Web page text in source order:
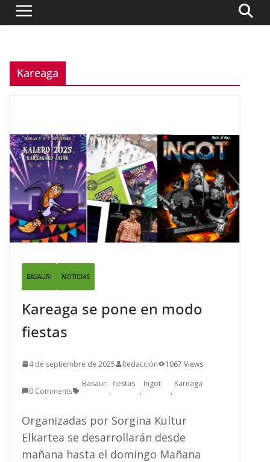
Kareaga
BASAURI NOTICIAS
Kareaga se pone en modo
fiestas
4 de septiembre de 2025 Redacción 1067 Views
0 Comments
Basauri
,
fiestas
,
Ingot
,
Kareaga
Organizadas por Sorgina Kultur
Elkartea se desarrollarán desde
mañana hasta el domingo Mañana